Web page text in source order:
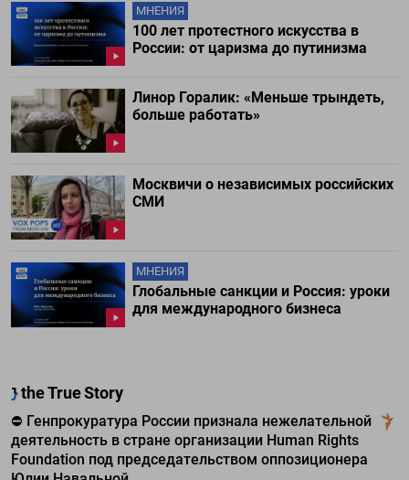
МНЕНИЯ
100 лет протестного искусства в
России: от царизма до путинизма
Линор Горалик: «Меньше трындеть,
больше работать»
Москвичи о независимых российских
СМИ
МНЕНИЯ
Глобальные санкции и Россия: уроки
для международного бизнеса